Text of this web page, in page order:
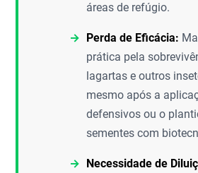
áreas de refúgio.
Perda de Eficácia:
prática pela
lagartas e outros
mesmo após a
defensivos ou o
sementes com
Necessidade de